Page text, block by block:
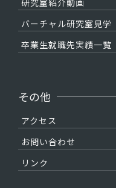
バーチャル研究室見学
卒業生就職先実績一覧
その他
アクセス
お問い合わせ
リンク